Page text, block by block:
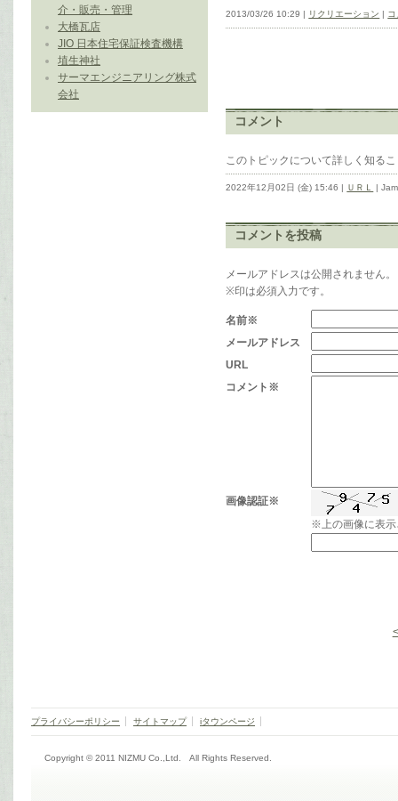
介・販売・管理
大橋瓦店
JIO 日本住宅保証検査機構
埴生神社
サーマエンジニアリング株式
会社
2013/03/26 10:29 | リクリエーション |
コメント
このトピックについて詳しく知る
2022年12月02日 (金) 15:46 | ＵＲＬ |
コメントを投稿
メールアドレスは公開されません。
※印は必須入力です。
名前※
メールアドレス
URL
コメント※
画像認証※
※上の画像に表示
プライバシーポリシー サイトマップ iタウンページ
Copyright © 2011 NIZMU Co.,Ltd. All Rights Reserved.